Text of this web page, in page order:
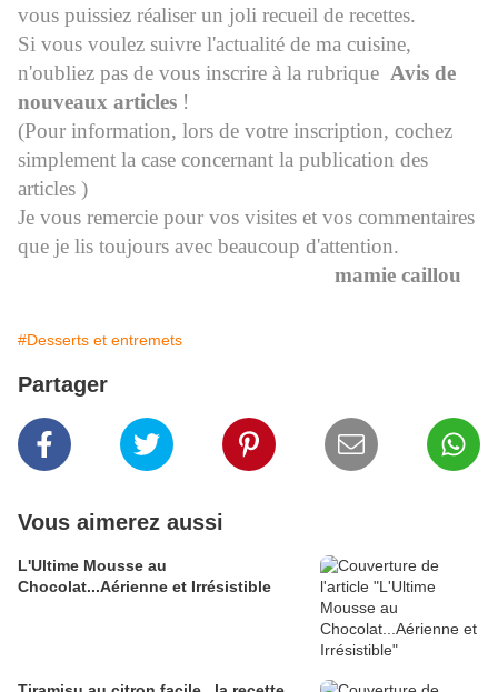
vous puissiez réaliser un joli recueil de recettes.
Si vous voulez suivre l'actualité de ma cuisine,
n'oubliez pas de vous inscrire à la rubrique Avis de
nouveaux articles !
(Pour information, lors de votre inscription, cochez
simplement la case concernant la publication des
articles )
Je vous remercie pour vos visites et vos commentaires
que je lis toujours avec beaucoup d'attention.
mamie caillou
#Desserts et entremets
Partager
Vous aimerez aussi
L'Ultime Mousse au
Chocolat...Aérienne et Irrésistible